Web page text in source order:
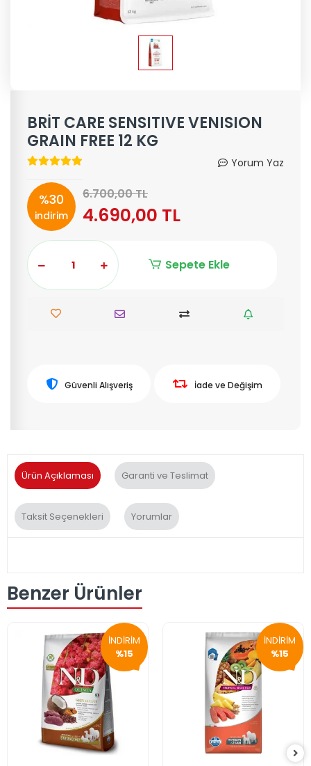
BRİT CARE SENSITIVE VENISION
GRAIN FREE 12 KG
Yorum Yaz
%30
indirim
6.700,00 TL
4.690,00 TL
Sepete Ekle
Güvenli Alışveriş İade ve Değişim
Ürün Açıklaması Garanti ve Teslimat
Taksit Seçenekleri Yorumlar
Benzer Ürünler
İNDİRİM
%15
İNDİRİM
%15